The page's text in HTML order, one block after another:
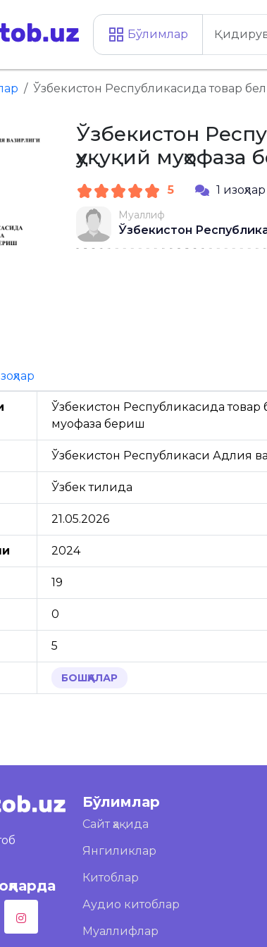
Бўлимлар
Ўзбекистон Республикасида товар
Ўзбекистон
ҳуқуқий муҳофаза
5 1 изоҳлар
Муаллиф
Ўзбекистон
Ўзбекистон Республикасида товар
муҳофаза бериш
Ўзбекистон Республикаси Адлия
Ўзбек тилида
21.05.2026
2024
19
0
5
БОШҚАЛАР
Бўлимлар
Сайт ҳақида
Янгиликлар
Китоблар
Аудио китоблар
Муаллифлар